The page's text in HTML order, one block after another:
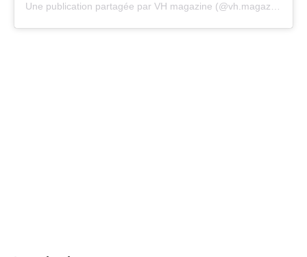
Une publication partagée par VH magazine (@vh.magazine)